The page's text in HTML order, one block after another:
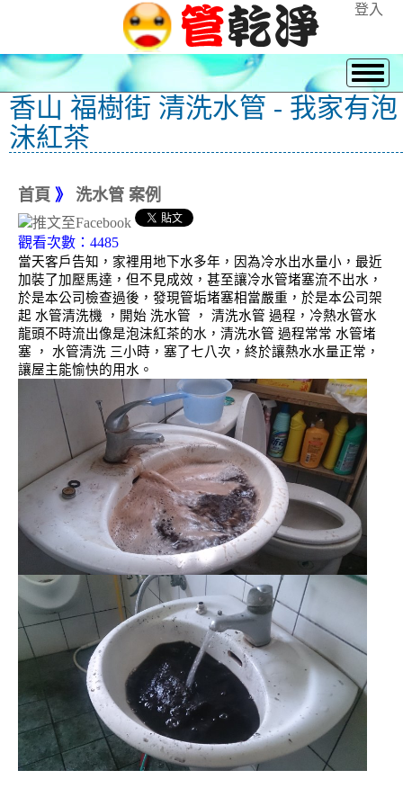
登入
香山 福樹街 清洗水管 - 我家有泡
沫紅茶
首頁 》 洗水管 案例
觀看次數：4485
當天客戶告知，家裡用地下水多年，因為冷水出水量小，最近
加裝了加壓馬達，但不見成效，甚至讓冷水管堵塞流不出水，
於是本公司檢查過後，發現管垢堵塞相當嚴重，於是本公司架
起 水管清洗機 ，開始 洗水管 ， 清洗水管 過程，冷熱水管水
龍頭不時流出像是泡沫紅茶的水，清洗水管 過程常常 水管堵
塞 ， 水管清洗 三小時，塞了七八次，終於讓熱水水量正常，
讓屋主能愉快的用水。